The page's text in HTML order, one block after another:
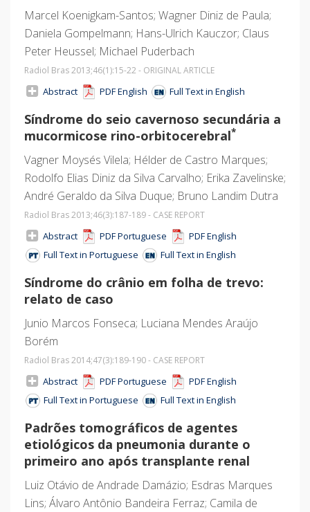
Marcel Koenigkam-Santos; Wagner Diniz de Paula;
Daniela Gompelmann; Hans-Ulrich Kauczor; Claus
Peter Heussel; Michael Puderbach
Radiol Bras 2013;46(1):15-22 - ORIGINAL ARTICLE
Abstract PDF English Full Text in English
Síndrome do seio cavernoso secundária a
mucormicose rino-orbitocerebral*
Vagner Moysés Vilela; Hélder de Castro Marques;
Rodolfo Elias Diniz da Silva Carvalho; Erika Zavelinske;
André Geraldo da Silva Duque; Bruno Landim Dutra
Radiol Bras 2013;46(3):187-189 - CASE REPORT
Abstract PDF Portuguese
PDF English
Full Text in Portuguese
Full Text in English
Síndrome do crânio em folha de trevo:
relato de caso
Junio Marcos Fonseca; Luciana Mendes Araújo
Borém
Radiol Bras 2014;47(3):189-190 - CASE REPORT
Abstract PDF Portuguese
PDF English
Full Text in Portuguese
Full Text in English
Padrões tomográficos de agentes
etiológicos da pneumonia durante o
primeiro ano após transplante renal
Luiz Otávio de Andrade Damázio; Esdras Marques
Lins; Álvaro Antônio Bandeira Ferraz; Camila de